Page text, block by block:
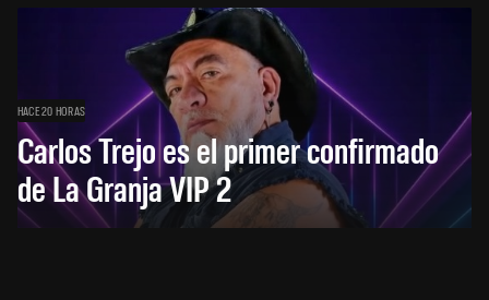
HACE 20 HORAS
Carlos Trejo es el primer confirmado
de La Granja VIP 2